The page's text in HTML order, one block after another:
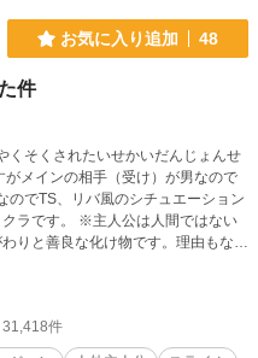
れそうになった時だけ。 悪徳貴
売り、宗教国家が救済の名で軍を動
なき者が踏みに
く。
お気に入り追加 48
件
そくされたいせかいだんじょんせ
メインの相手（受け）が男なので
でTS、リバ風のシチュエーション
ラです。 ※主人公は人間ではない
りと善良な化け物です。理由もなく
罪者をモルモット扱いすることには
/TS/孕ませ/
31,418件